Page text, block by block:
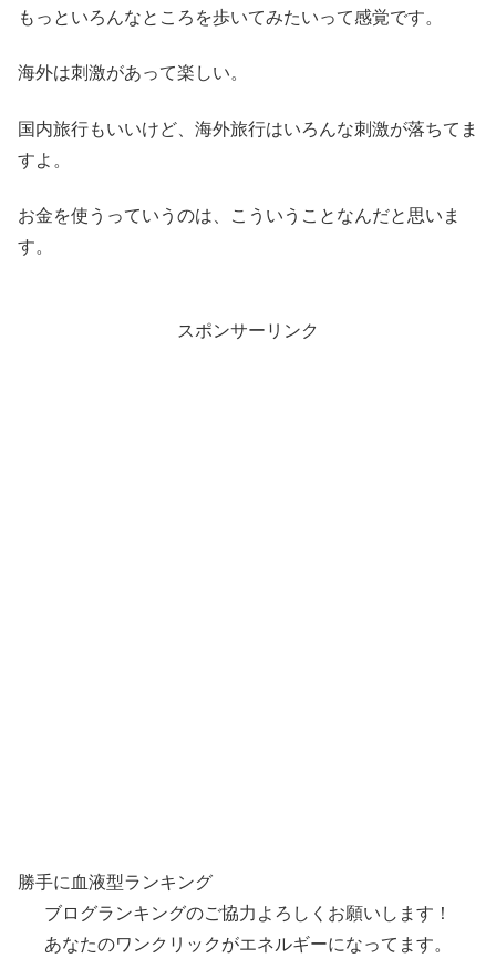
もっといろんなところを歩いてみたいって感覚です。
海外は刺激があって楽しい。
国内旅行もいいけど、海外旅行はいろんな刺激が落ちてま
すよ。
お金を使うっていうのは、こういうことなんだと思いま
す。
スポンサーリンク
勝手に血液型ランキング
ブログランキングのご協力よろしくお願いします！
あなたのワンクリックがエネルギーになってます。